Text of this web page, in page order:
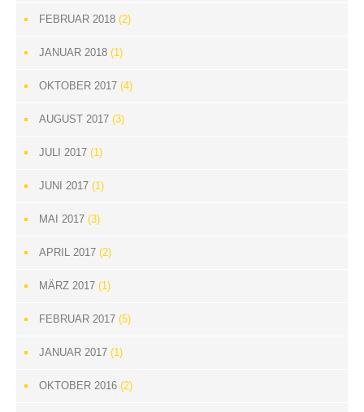
FEBRUAR 2018 (2)
JANUAR 2018 (1)
OKTOBER 2017 (4)
AUGUST 2017 (3)
JULI 2017 (1)
JUNI 2017 (1)
MAI 2017 (3)
APRIL 2017 (2)
MÄRZ 2017 (1)
FEBRUAR 2017 (5)
JANUAR 2017 (1)
OKTOBER 2016 (2)